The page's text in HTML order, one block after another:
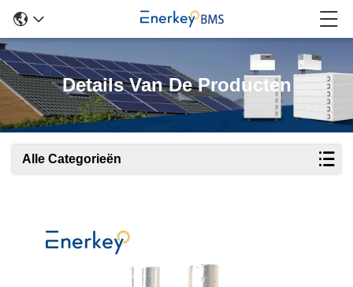
Details Van De Producten
Alle Categorieën